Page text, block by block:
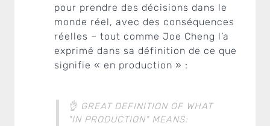
pour prendre des décisions dans le
monde réel, avec des conséquences
réelles – tout comme Joe Cheng l’a
exprimé dans sa définition de ce que
signifie « en production » :
👌 GREAT DEFINITION OF WHAT
"IN PRODUCTION" MEANS: